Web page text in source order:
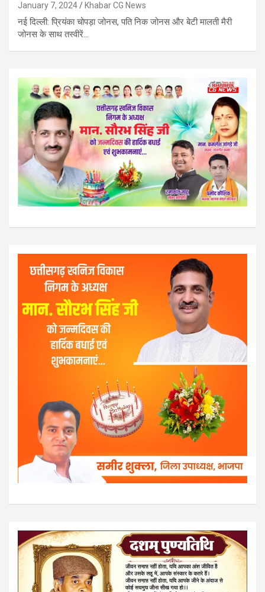
January 7, 2024 Khabar CG News
नई दिल्ली: प्रियंका चोपड़ा जोनस, पति निक जोनस और बेटी मालती मैरी
जोनस के साथ तस्वीरें…